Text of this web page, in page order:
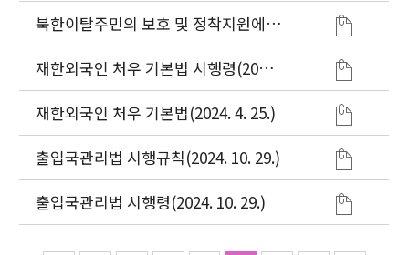
북한이탈주민의 보호 및 정착지원에
관한 법률(2024. 8. 7.)
재한외국인 처우 기본법 시행령(2024.
4. 25.)
재한외국인 처우 기본법(2024. 4. 25.)
출입국관리법 시행규칙(2024. 10. 29.)
출입국관리법 시행령(2024. 10. 29.)